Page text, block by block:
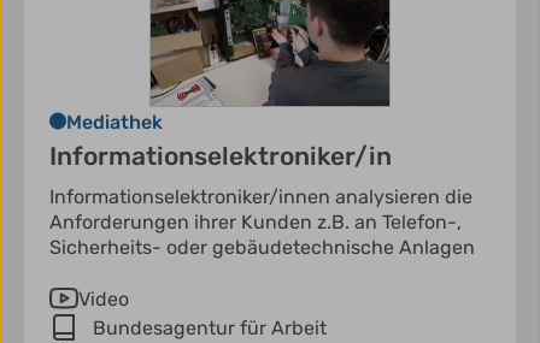
Mediathek
Informationselektroniker/in
Informationselektroniker/innen analysieren die
Anforderungen ihrer Kunden z.B. an Telefon-,
Sicherheits- oder gebäudetechnische Anlagen
Video
Bundesagentur für Arbeit